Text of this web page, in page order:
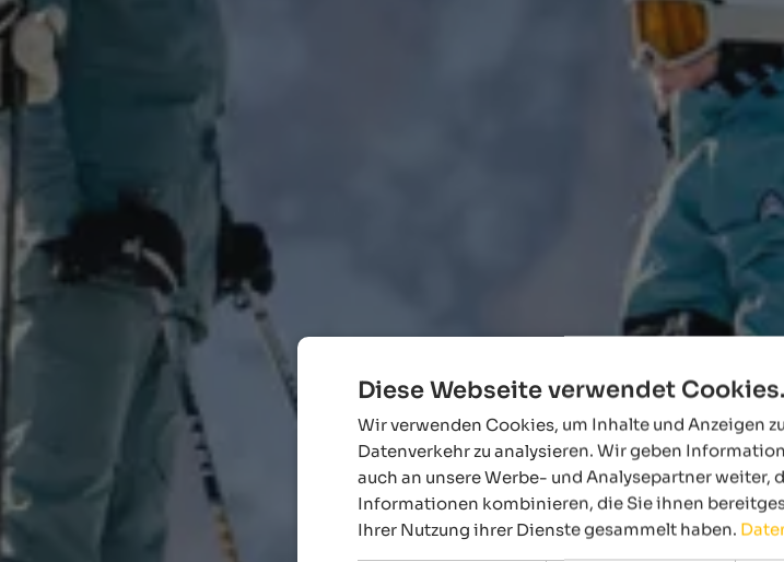
Diese Webseite verwendet Cookies.
Wir verwenden Cookies, um Inhalte und Anzeigen
Datenverkehr zu analysieren. Wir geben
auch an unsere Werbe- und Analysepartner
Informationen kombinieren, die Sie ihnen
Ihrer Nutzung ihrer Dienste gesammelt haben.